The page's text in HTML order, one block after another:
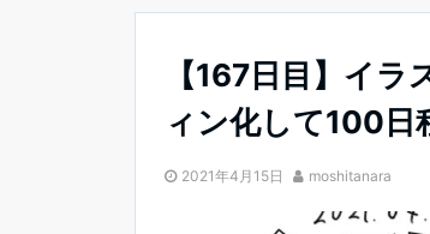
【167日目】イ
ィン化して100日
2021年4月15日 moshitanara